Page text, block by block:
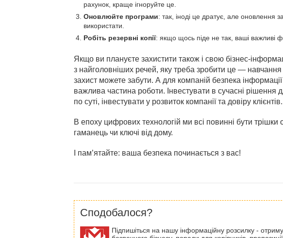
рахунок, краще ігноруйте це.
Оновлюйте програми: так, іноді це дратує, але оновлення
використати.
Робіть резервні копії: якщо щось піде не так, ваші важливі
Якщо ви плануєте захистити також і свою бізнес-
з найголовніших речей, яку треба зробити це —
захист можете забути. А для компаній безпека
важлива частина роботи. Інвестувати в сучасні
по суті, інвестувати у розвиток компанії та довіру клієнтів.
В епоху цифрових технологій ми всі повинні бути
гаманець чи ключі від дому.
І пам’ятайте: ваша безпека починається з вас!
Сподобалося?
Підпишіться на нашу інформаційну розсилку -